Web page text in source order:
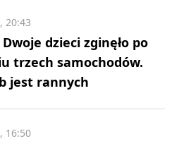
dzieci zginęło po
trzech samochodów.
jest rannych
20:43
16:50